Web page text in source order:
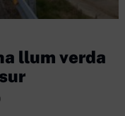
llum verda